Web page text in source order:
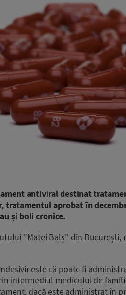
antiviral destinat
tratamentul aprobat în
și boli cronice.
”Matei Balș” din București,
este că poate fi
intermediul medicului de
dacă este administrat în